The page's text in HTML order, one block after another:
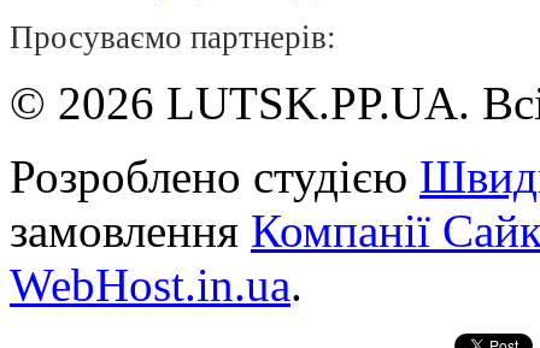
Просуваємо партнерів:
© 2026 LUTSK.PP.UA.
Розроблено студією
замовлення Компанії
WebHost.in.ua.